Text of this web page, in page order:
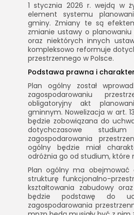
1 stycznia 2026 r. wejdą w
element systemu
gminy. Zmiany te są
zmianie ustawy o
oraz niektórych innych
kompleksowo reformuje
przestrzennego w Polsce.
Podstawa prawna i
Plan ogólny został
zagospodarowaniu
obligatoryjny akt
gminnym. Nowelizacja w art.
będzie zobowiązana do
dotychczasowe
zagospodarowania
ogólny będzie miał
odróżnia go od studium, które
Plan ogólny ma obejmować
strukturę funkcjonalno-
kształtowania zabudowy
będzie podstawę do
zagospodarowania